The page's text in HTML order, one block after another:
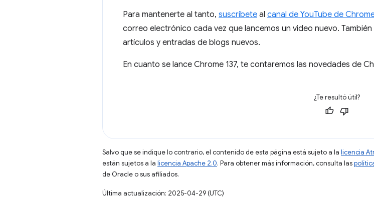
Para mantenerte al tanto, suscríbete al canal de YouTube de
correo electrónico cada vez que lancemos un video nuevo.
artículos y entradas de blogs nuevos.
En cuanto se lance Chrome 137, te contaremos las novedades de
¿Te resultó útil?
Salvo que se indique lo contrario, el contenido de esta página está sujeto a la licencia
están sujetos a la licencia Apache 2.0. Para obtener más información, consulta las
de Oracle o sus afiliados.
Última actualización: 2025-04-29 (UTC)